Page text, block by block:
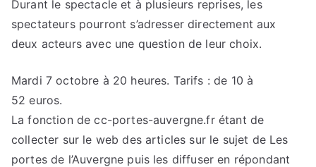
Durant le spectacle et à plusieurs reprises, les
spectateurs pourront s’adresser directement aux
deux acteurs avec une question de leur choix.
Mardi 7 octobre à 20 heures. Tarifs : de 10 à
52 euros.
La fonction de cc-portes-auvergne.fr étant de
collecter sur le web des articles sur le sujet de Les
portes de l’Auvergne puis les diffuser en répondant